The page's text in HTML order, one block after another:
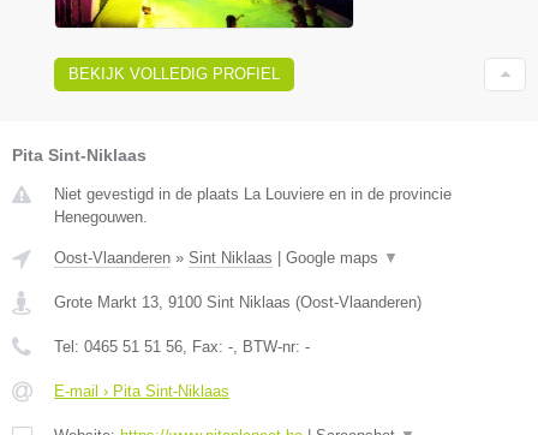
BEKIJK VOLLEDIG PROFIEL
Pita Sint-Niklaas
Niet gevestigd in de plaats La Louviere en in de provincie
Henegouwen.
Oost-Vlaanderen » Sint Niklaas Google maps ▼
Grote Markt 13 9100 Sint Niklaas (Oost-Vlaanderen)
Tel: 0465 51 51 56 , Fax: - , BTW-nr: -
E-mail › Pita Sint-Niklaas